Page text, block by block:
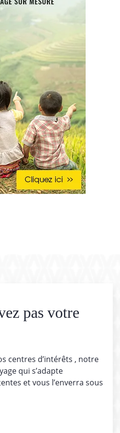
pas votre
centres d’intérêts , notre
qui s’adapte
et vous l’enverra sous